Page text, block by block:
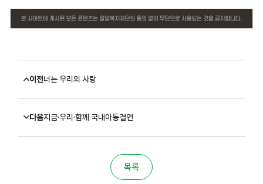
이전너는 우리의 사랑
다음지금·우리·함께 국내아동결연
목록